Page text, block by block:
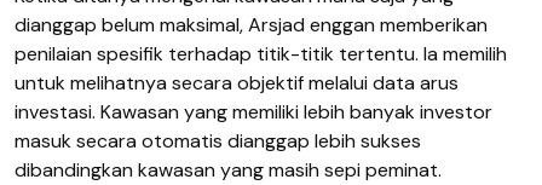
dianggap belum maksimal, Arsjad enggan memberikan
penilaian spesifik terhadap titik-titik tertentu. Ia memilih
untuk melihatnya secara objektif melalui data arus
investasi. Kawasan yang memiliki lebih banyak investor
masuk secara otomatis dianggap lebih sukses
dibandingkan kawasan yang masih sepi peminat.